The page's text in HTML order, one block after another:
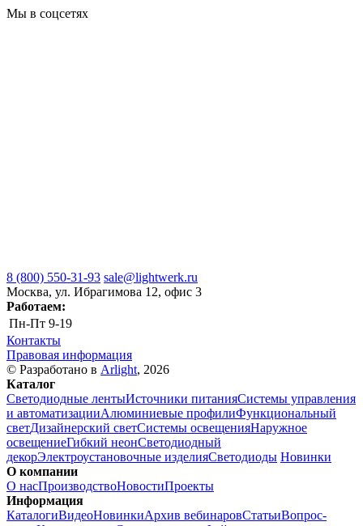
Мы в соцсетях
8 (800) 550-31-93 sale@lightwerk.ru
Москва, ул. Ибрагимова 12, офис 3
Работаем:
Пн-Пт 9-19
Контакты
Правовая информация
© Разработано в Arlight, 2026
Каталог
Светодиодные лентыИсточники питанияСистемы управления
и автоматизацииАлюминиевые профилиФункциональный
светДизайнерский светСистемы освещенияНаружное
освещениеГибкий неонСветодиодный
декорЭлектроустановочные изделияСветодиоды Новинки
О компании
О насПроизводствоНовостиПроекты
Информация
КаталогиВидеоНовинкиАрхив вебинаровСтатьиВопрос-